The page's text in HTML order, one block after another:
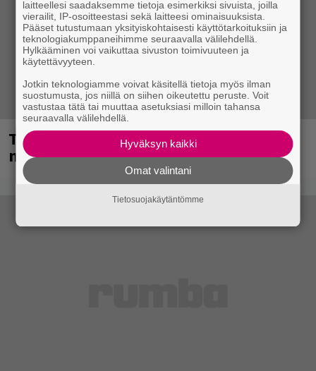
Tampereella sunnuntaina superpäivä –
nämä artistit mukana
laitteellesi saadaksemme tietoja esimerkiksi sivuista, joilla
vierailit, IP-osoitteestasi sekä laitteesi ominaisuuksista.
Pääset tutustumaan yksityiskohtaisesti käyttötarkoituksiin ja
teknologiakumppaneihimme seuraavalla välilehdellä.
Hylkääminen voi vaikuttaa sivuston toimivuuteen ja
käytettävyyteen.
Jotkin teknologiamme voivat käsitellä tietoja myös ilman
suostumusta, jos niillä on siihen oikeutettu peruste. Voit
vastustaa tätä tai muuttaa asetuksiasi milloin tahansa
seuraavalla välilehdellä.
Hyväksyn kaikki
Omat valintani
Tietosuojakäytäntömme